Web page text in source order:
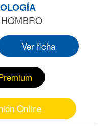
Ver ficha
Online